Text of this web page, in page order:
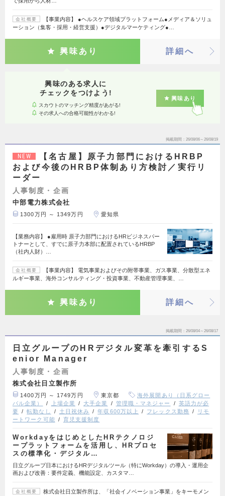
会社概要
【事業内容】 ●ヘルスケア領域プラットフォーム●メディア＆ソリュ
ーション（集客・採用・経営支援）●デジタルマーケティング●…
興味あり 詳細へ
興味のある求人に
チェックをつけよう!
スカウトのマッチング精度があがる!
その求人への合格可能性がわかる!
興味あり
掲載期間 26/08/06～26/08/19
NEW
【名古屋】原子力部門におけるHRBP
および今後のHRBP体制あり方検討／実行リ
ーダー
人事制度・企画
中部電力株式会社
1300万円 ～ 1349万円 愛知県
【業務内容】 ●雇用時 原子力部門におけるHRビジネスパー
トナーとして、すでに原子力本部に配置されているHRBP
（社内人財）…
会社概要
【事業内容】 電気事業およびその附帯事業、ガス事業、分散型エネ
ルギー事業、海外コンサルティング・投資事業、不動産管理事業、…
興味あり 詳細へ
掲載期間 26/08/04～26/08/17
日立グループのHRデジタル変革を牽引するS
enior Manager
人事制度・企画
株式会社日立製作所
1400万円 ～ 1749万円 東京都
海外展開あり（日系グロー
バル企業）
上場企業 大手企業 管理職・マネジャー
英語力が必
要
転勤なし 土日祝休み 年収600万以上 フレックス勤務
リモ
ートワーク可能
育児支援制度
WorkdayをはじめとしたHRテクノロジ
ープラットフォームを活用し、HRプロセ
スの標準化・デジタル…
日立グループ日本におけるHRデジタルツール（特にWorkday）の導入・運用企
画および改善：要件定義、機能設定、カスタマ…
会社概要
株式会社日立製作所は、「社会イノベーション事業」をキーモメン